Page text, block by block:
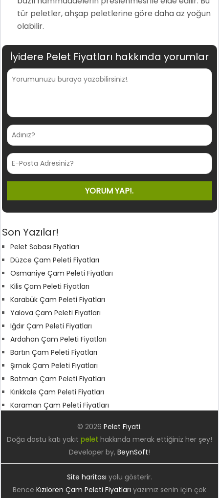
tür peletler, ahşap peletlerine göre daha az yoğun
olabilir.
İyidere Pelet Fiyatları hakkında yorumlar
Son Yazılar!
Pelet Sobası Fiyatları
Düzce Çam Peleti Fiyatları
Osmaniye Çam Peleti Fiyatları
Kilis Çam Peleti Fiyatları
Karabük Çam Peleti Fiyatları
Yalova Çam Peleti Fiyatları
Iğdır Çam Peleti Fiyatları
Ardahan Çam Peleti Fiyatları
Bartın Çam Peleti Fiyatları
Şırnak Çam Peleti Fiyatları
Batman Çam Peleti Fiyatları
Kırıkkale Çam Peleti Fiyatları
Karaman Çam Peleti Fiyatları
© 2026 Pelet Fiyati.
Doğa dostu katı yakıt pelethakkında merak ettiğiniz her şey!
Developer by, BeynSoft!
Site haritası yolu gösterir.
Bence Kızılören Çam Peleti Fiyatları yazımız senin için çok